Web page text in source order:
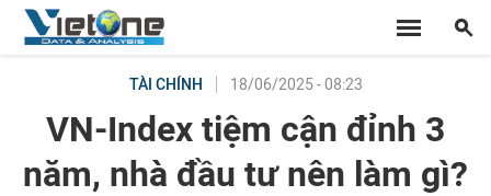
TÀI CHÍNH 18/06/2025 - 08:23
VN-Index tiệm cận đỉnh 3
năm, nhà đầu tư nên làm gì?